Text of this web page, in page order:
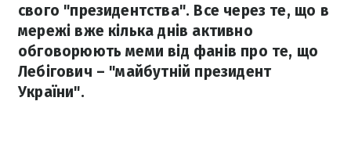
свого "президентства". Все через те, що в
мережі вже кілька днів активно
обговорюють меми від фанів про те, що
Лебігович – "майбутній президент
України".